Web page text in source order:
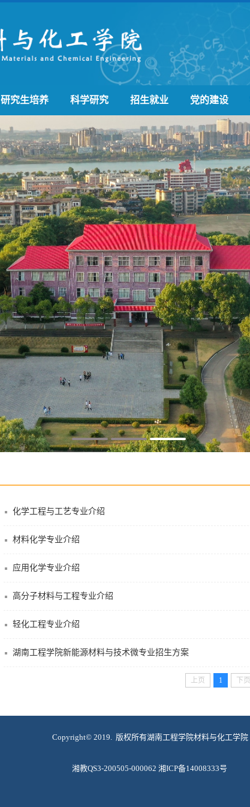
研究生培养 科学研究 招生就业 党的建设
化学工程与工艺专业介绍
材料化学专业介绍
应用化学专业介绍
高分子材料与工程专业介绍
轻化工程专业介绍
湖南工程学院新能源材料与技术微专业招生方案
上页 1 下页
Copyright© 2019. 版权所有湖南工程学院材料与化工学院
湘教QS3-200505-000062 湘ICP备14008333号